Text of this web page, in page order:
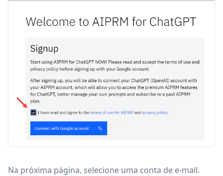
Na próxima página, selecione uma conta de e-mail.